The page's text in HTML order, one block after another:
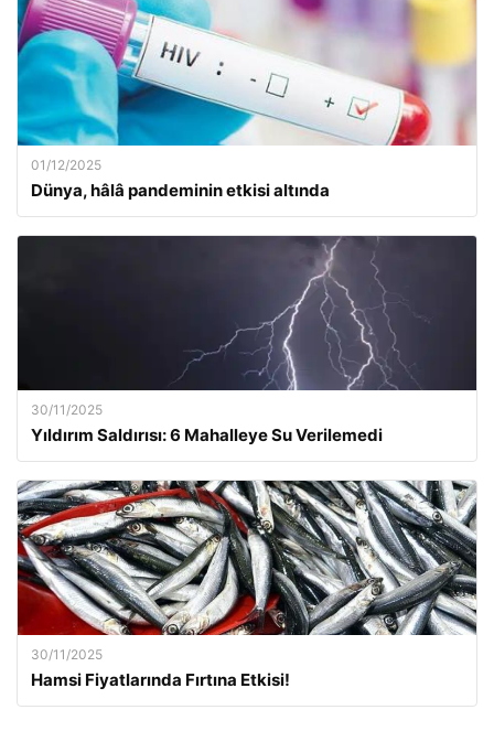
01/12/2025
Dünya, hâlâ pandeminin etkisi altında
30/11/2025
Yıldırım Saldırısı: 6 Mahalleye Su Verilemedi
30/11/2025
Hamsi Fiyatlarında Fırtına Etkisi!